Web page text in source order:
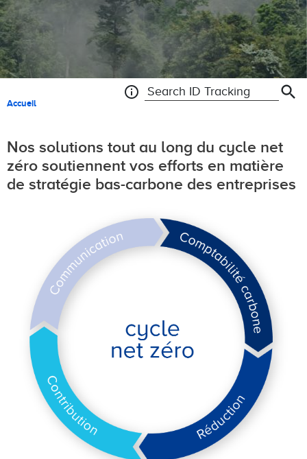
Fil d'Ariane
Accueil
Nos solutions tout au long du cycle net
zéro soutiennent vos efforts en matière
de stratégie bas-carbone des entreprises
info
Search ID Tracking search